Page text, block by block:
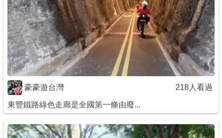
豪豪遊台灣 218人看過
東豐鐵路綠色走廊是全國第一條由廢...